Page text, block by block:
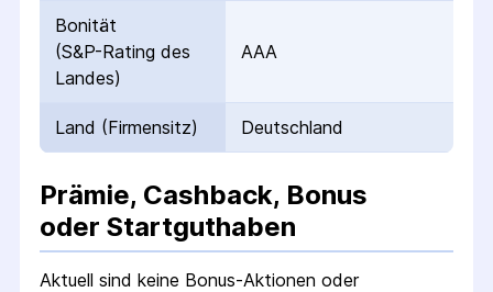
Bonität
(S&P-Rating des
Landes)
AAA
Land (Firmensitz) Deutschland
Prämie, Cashback, Bonus
oder Startguthaben
Aktuell sind keine Bonus-Aktionen oder